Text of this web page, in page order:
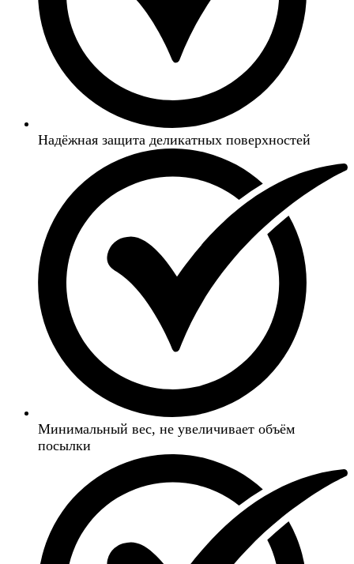
Надёжная защита деликатных поверхностей
Минимальный вес, не увеличивает объём
посылки